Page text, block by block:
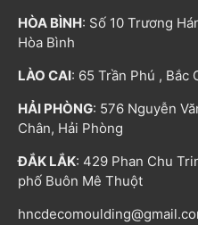
HÒA BÌNH: Số 10 Trương
Hòa Bình
LÀO CAI: 65 Trần Phú , Bắc
HẢI PHÒNG: 576 Nguyễn
Chân, Hải Phòng
ĐẮK LẮK: 429 Phan Chu
phố Buôn Mê Thuột